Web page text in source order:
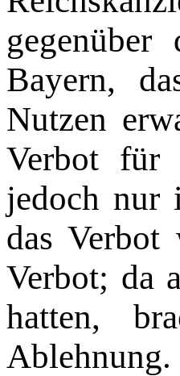
gegenüber
Bayern,
Nutzen
Verbot für
jedoch nur
das
Verbot; da
hatten,